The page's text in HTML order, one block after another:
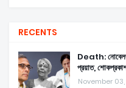
RECENTS
Death: নোবেলজয়ী
প্রয়াত, শোকপ্রকাশ
November